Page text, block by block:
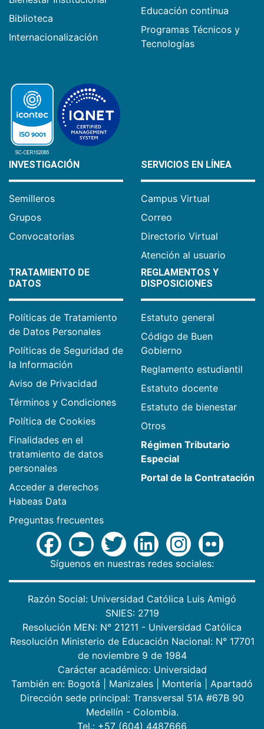
Biblioteca
Internacionalización
Educación continua
Programas Técnicos y
Tecnologías
INVESTIGACIÓN
Semilleros
Grupos
Convocatorias
SERVICIOS EN LÍNEA
Campus Virtual
Correo
Directorio Virtual
Atención al usuario
TRATAMIENTO DE
DATOS
Políticas de Tratamiento
de Datos Personales
Políticas de Seguridad de
la Información
Aviso de Privacidad
Términos y Condiciones
Política de Cookies
Finalidades en el
tratamiento de datos
personales
Acceder a derechos
Habeas Data
Preguntas frecuentes
REGLAMENTOS Y
DISPOSICIONES
Estatuto general
Código de Buen
Gobierno
Reglamento estudiantil
Estatuto docente
Estatuto de bienestar
Otros
Régimen Tributario
Especial
Portal de la Contratación
Síguenos en nuestras redes sociales:
Razón Social: Universidad Católica Luis Amigó
SNIES: 2719
Resolución MEN: N° 21211 - Universidad Católica
Resolución Ministerio de Educación Nacional: N° 17701
de noviembre 9 de 1984
Carácter académico: Universidad
También en: Bogotá Manizales Montería
Apartadó
Dirección sede principal: Transversal 51A #67B 90
Medellín - Colombia.
Tel.: +57 (604) 4487666